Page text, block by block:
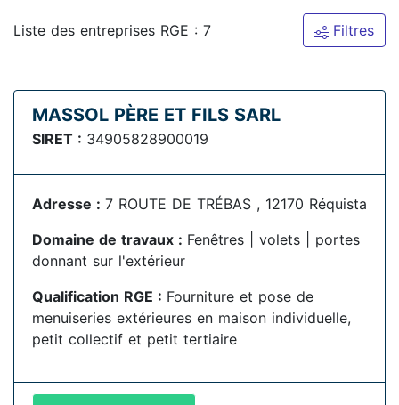
Liste des entreprises RGE : 7 Filtres
MASSOL PÈRE ET FILS SARL
SIRET : 34905828900019
Adresse : 7 ROUTE DE TRÉBAS , 12170 Réquista
Domaine de travaux : Fenêtres | volets | portes
donnant sur l'extérieur
Qualification RGE : Fourniture et pose de
menuiseries extérieures en maison individuelle,
petit collectif et petit tertiaire